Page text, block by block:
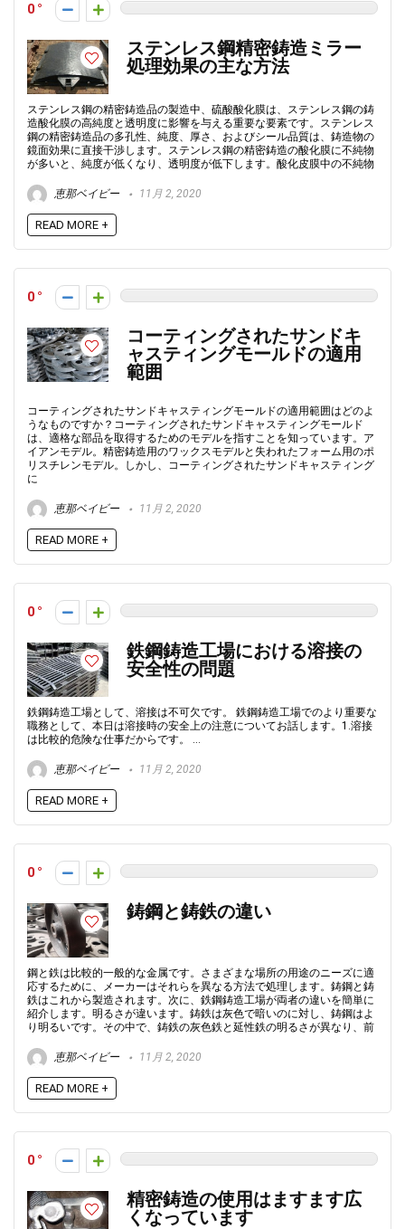
0
ステンレス鋼精密鋳造ミラー
処理効果の主な方法
ステンレス鋼の精密鋳造品の製造中、硫酸酸化膜は、ステンレス鋼の鋳
造酸化膜の高純度と透明度に影響を与える重要な要素です。ステンレス
鋼の精密鋳造品の多孔性、純度、厚さ、およびシール品質は、鋳造物の
鏡面効果に直接干渉します。ステンレス鋼の精密鋳造の酸化膜に不純物
が多いと、純度が低くなり、透明度が低下します。酸化皮膜中の不純物
恵那ベイビー 11月 2, 2020
READ MORE +
0
コーティングされたサンドキ
ャスティングモールドの適用
範囲
コーティングされたサンドキャスティングモールドの適用範囲はどのよ
うなものですか？コーティングされたサンドキャスティングモールド
は、適格な部品を取得するためのモデルを指すことを知っています。ア
イアンモデル。精密鋳造用のワックスモデルと失われたフォーム用のポ
リスチレンモデル。しかし、コーティングされたサンドキャスティング
に
恵那ベイビー 11月 2, 2020
READ MORE +
0
鉄鋼鋳造工場における溶接の
安全性の問題
鉄鋼鋳造工場として、溶接は不可欠です。 鉄鋼鋳造工場でのより重要な
職務として、本日は溶接時の安全上の注意についてお話します。1.溶接
は比較的危険な仕事だからです。 ...
恵那ベイビー 11月 2, 2020
READ MORE +
0
鋳鋼と鋳鉄の違い
鋼と鉄は比較的一般的な金属です。さまざまな場所の用途のニーズに適
応するために、メーカーはそれらを異なる方法で処理します。鋳鋼と鋳
鉄はこれから製造されます。次に、鉄鋼鋳造工場が両者の違いを簡単に
紹介します。明るさが違います。鋳鉄は灰色で暗いのに対し、鋳鋼はよ
り明るいです。その中で、鋳鉄の灰色鉄と延性鉄の明るさが異なり、前
恵那ベイビー 11月 2, 2020
READ MORE +
0
精密鋳造の使用はますます広
くなっています